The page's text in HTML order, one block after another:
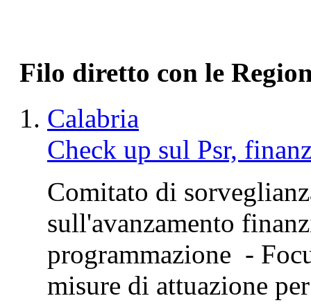
Filo diretto con le
Calabria
Check up sul Psr,
Comitato di
sull'avanzamento
programmazione -
misure di attuazione